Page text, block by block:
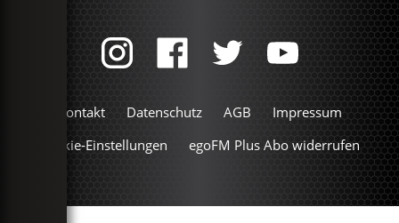
Kontakt Datenschutz AGB
Impressum
Cookie-Einstellungen
egoFM Plus Abo widerrufen